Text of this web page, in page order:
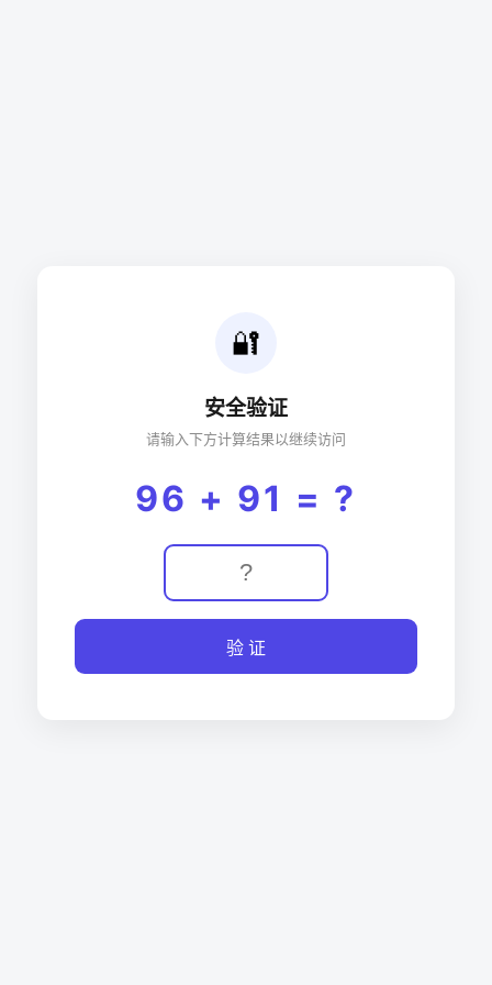
🔐
安全验证
请输入下方计算结果以继续访问
96 + 91 = ?
验 证